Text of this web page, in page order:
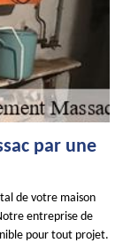
par une
de votre maison
entreprise de
pour tout projet.